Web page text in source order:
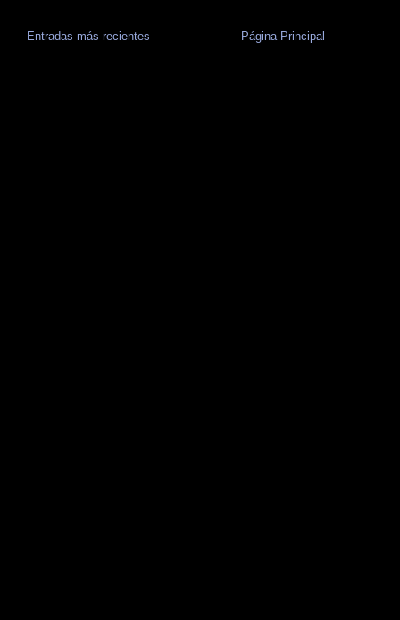
Entradas más recientes Página Principal